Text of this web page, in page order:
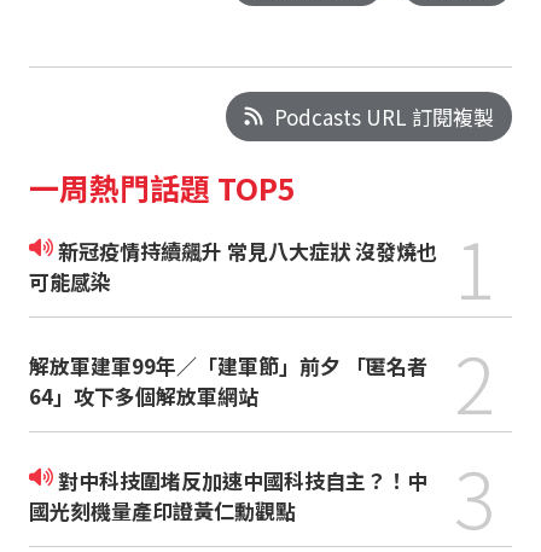
Podcasts URL 訂閱複製
一周熱門話題 TOP5
新冠疫情持續飆升 常見八大症狀 沒發燒也
可能感染
1
解放軍建軍99年／「建軍節」前夕 「匿名者
64」攻下多個解放軍網站
2
對中科技圍堵反加速中國科技自主？！中
國光刻機量產印證黃仁勳觀點
3